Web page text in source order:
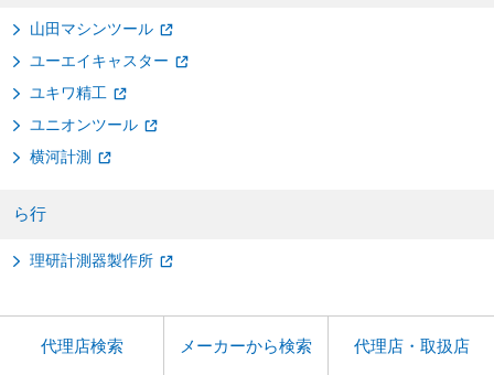
山田マシンツール
ユーエイキャスター
ユキワ精工
ユニオンツール
横河計測
ら行
理研計測器製作所
代理店検索 メーカーから検索 代理店・取扱店